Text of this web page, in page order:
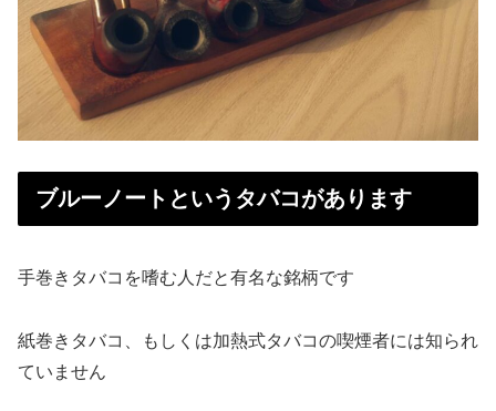
ブルーノートというタバコがあります
手巻きタバコを嗜む人だと有名な銘柄です
紙巻きタバコ、もしくは加熱式タバコの喫煙者には知られ
ていません